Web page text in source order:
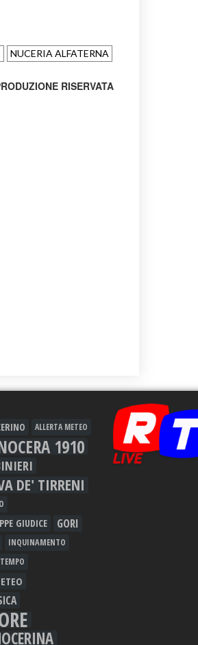
NUCERIA ALFATERNA
RISERVATA
ALLERTA METEO
1910
DE' TIRRENI
GIUDICE GORI
INQUINAMENTO